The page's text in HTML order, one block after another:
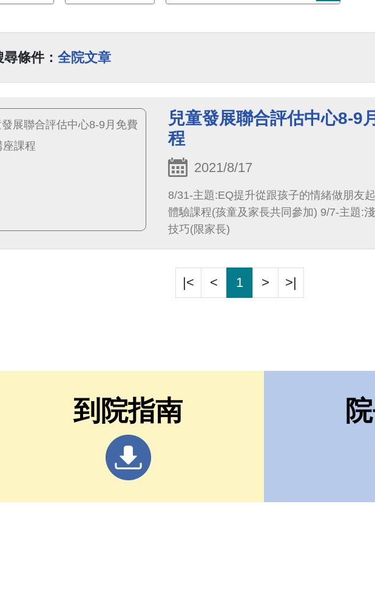
尋條件： 全院文章
兒童發展聯合評估中心8-9
程
2021/8/17
8/31-主題:EQ提升從跟孩子的情緒做朋友
體驗課程(孩童及家長共同參加) 9/7-主題:
技巧(限家長)
|< < 1 > >|
到院指南